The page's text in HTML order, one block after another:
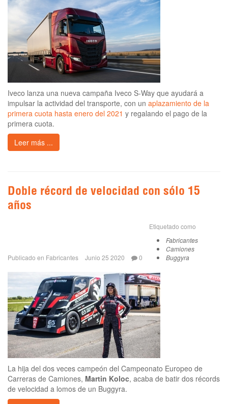
Iveco lanza una nueva campaña Iveco S-Way que ayudará a
impulsar la actividad del transporte, con un aplazamiento de la
primera cuota hasta enero del 2021 y regalando el pago de la
primera cuota.
Leer más ...
Doble récord de velocidad con sólo 15
años
Publicado en Fabricantes Junio 25 2020 0
Etiquetado como
Fabricantes
Camiones
Buggyra
La hija del dos veces campeón del Campeonato Europeo de
Carreras de Camiones, Martin Koloc, acaba de batir dos récords
de velocidad a lomos de un Buggyra.